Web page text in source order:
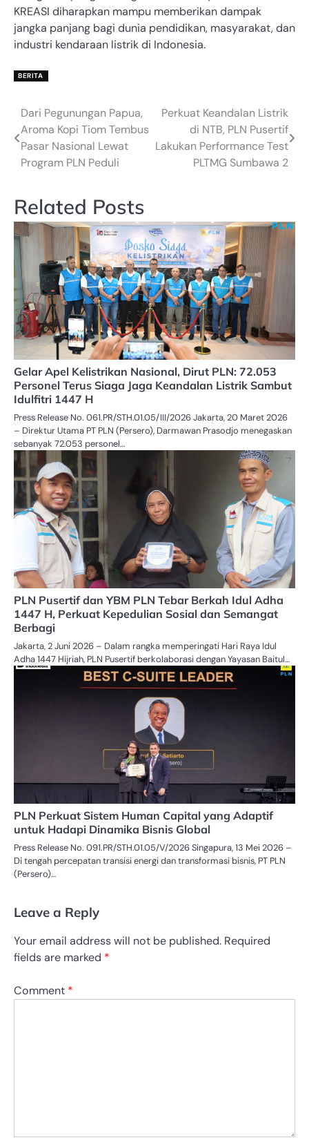
KREASI diharapkan mampu memberikan dampak
jangka panjang bagi dunia pendidikan, masyarakat, dan
industri kendaraan listrik di Indonesia.
BERITA
Post
navigation
Dari Pegunungan Papua,
Aroma Kopi Tiom Tembus
Pasar Nasional Lewat
Program PLN Peduli
Perkuat Keandalan Listrik
di NTB, PLN Pusertif
Lakukan Performance Test
PLTMG Sumbawa 2
Related Posts
Gelar Apel Kelistrikan Nasional, Dirut PLN: 72.053
Personel Terus Siaga Jaga Keandalan Listrik Sambut
Idulfitri 1447 H
Press Release No. 061.PR/STH.01.05/III/2026 Jakarta, 20 Maret 2026
– Direktur Utama PT PLN (Persero), Darmawan Prasodjo menegaskan
sebanyak 72.053 personel…
PLN Pusertif dan YBM PLN Tebar Berkah Idul Adha
1447 H, Perkuat Kepedulian Sosial dan Semangat
Berbagi
Jakarta, 2 Juni 2026 – Dalam rangka memperingati Hari Raya Idul
Adha 1447 Hijriah, PLN Pusertif berkolaborasi dengan Yayasan Baitul…
PLN Perkuat Sistem Human Capital yang Adaptif
untuk Hadapi Dinamika Bisnis Global
Press Release No. 091.PR/STH.01.05/V/2026 Singapura, 13 Mei 2026 –
Di tengah percepatan transisi energi dan transformasi bisnis, PT PLN
(Persero)…
Leave a Reply
Your email address will not be published. Required
fields are marked *
Comment *